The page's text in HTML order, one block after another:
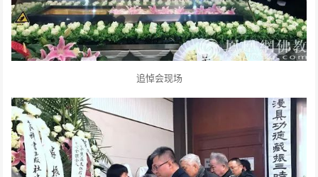
追悼会现场